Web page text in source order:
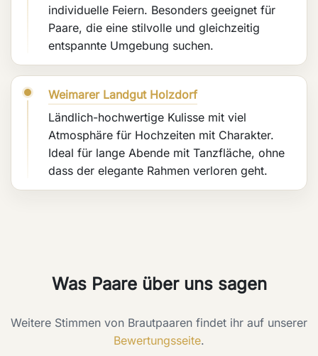
individuelle Feiern. Besonders geeignet für
Paare, die eine stilvolle und gleichzeitig
entspannte Umgebung suchen.
Weimarer Landgut Holzdorf
Ländlich-hochwertige Kulisse mit viel
Atmosphäre für Hochzeiten mit Charakter.
Ideal für lange Abende mit Tanzfläche, ohne
dass der elegante Rahmen verloren geht.
Was Paare über uns sagen
Weitere Stimmen von Brautpaaren findet ihr auf unserer
Bewertungsseite.